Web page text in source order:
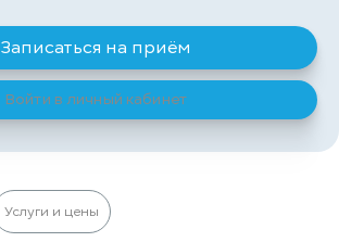
Записаться на приём
Войти в личный кабинет
Услуги и цены